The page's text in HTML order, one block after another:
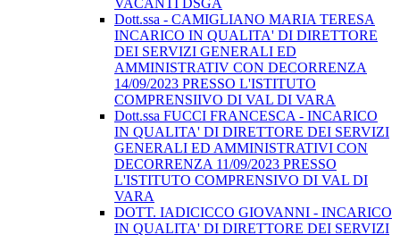
VACANTI DSGA
Dott.ssa - CAMIGLIANO MARIA TERESA
INCARICO IN QUALITA' DI DIRETTORE
DEI SERVIZI GENERALI ED
AMMINISTRATIV CON DECORRENZA
14/09/2023 PRESSO L'ISTITUTO
COMPRENSIIVO DI VAL DI VARA
Dott.ssa FUCCI FRANCESCA - INCARICO
IN QUALITA' DI DIRETTORE DEI SERVIZI
GENERALI ED AMMINISTRATIVI CON
DECORRENZA 11/09/2023 PRESSO
L'ISTITUTO COMPRENSIVO DI VAL DI
VARA
DOTT. IADICICCO GIOVANNI - INCARICO
IN QUALITA' DI DIRETTORE DEI SERVIZI